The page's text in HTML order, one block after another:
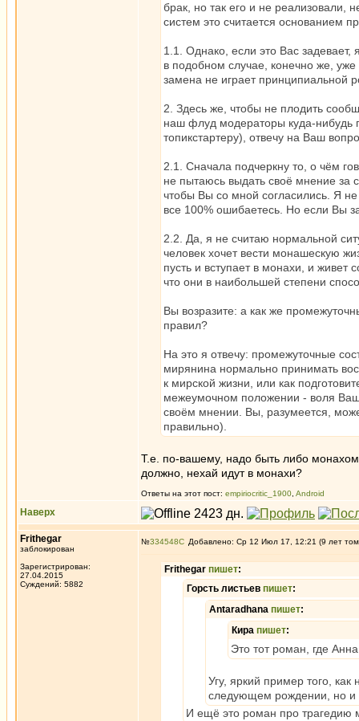
брак, но так его и не реализовали,
систем это считается основанием
1.1. Однако, если это Вас
в подобном случае, конечно же,
замена не играет принципиальной
2. Здесь же, чтобы не плодить
наш флуд модераторы куда-нибудь
топикстартеру), отвечу на Ваш
2.1. Сначала подчеркну то, о чём
не пытаюсь выдать своё мнение
чтобы Вы со мной согласились. Я
все 100% ошибаетесь. Но если Вы
2.2. Да, я не считаю нормальной
человек хочет вести монашескую
пусть и вступает в монахи, и живет
что они в наибольшей степени
Вы возразите: а как же
правил?
На это я отвечу: промежуточные
мирянина нормально принимать
к мирской жизни, или как
межеумочном положении - воля
своём мнении. Вы, разумеется,
правильно).
Т.е. по-вашему, надо быть либо
должно, нехай идут в монахи?
Ответы на этот пост: empiriocritic_1900 Android
Наверх
Frithegar
заблокирован
Зарегистрирован:
27.04.2015
Суждений: 5882
№334548 Добавлено: Ср 12 Июл 17, 12:21 (9 лет
Frithegar пишет:
Горсть листьев пишет:
Antaradhana пишет:
Кира пишет:
Это тот роман, где
Угу, яркий пример того,
следующем рождении, но и
И ещё это роман про трагедию